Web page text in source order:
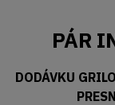
PÁR
DODÁVKU